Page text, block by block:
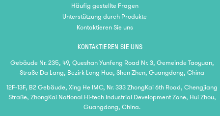
Häufig gestellte Fragen
Unterstützung durch Produkte
Kontaktieren Sie uns
KONTAKTIEREN SIE UNS
Gebäude Nr. 235, 49, Queshan Yunfeng Road Nr. 3, Gemeinde Taoyuan,
Straße Da Lang, Bezirk Long Hua, Shen Zhen, Guangdong, China
12F-13F, B2 Gebäude, Xing He IMC, Nr. 333 ZhongKai 6th Road, Chengjiang
Straße, ZhongKai National Hi-tech Industrial Development Zone, Hui Zhou,
Guangdong, China.